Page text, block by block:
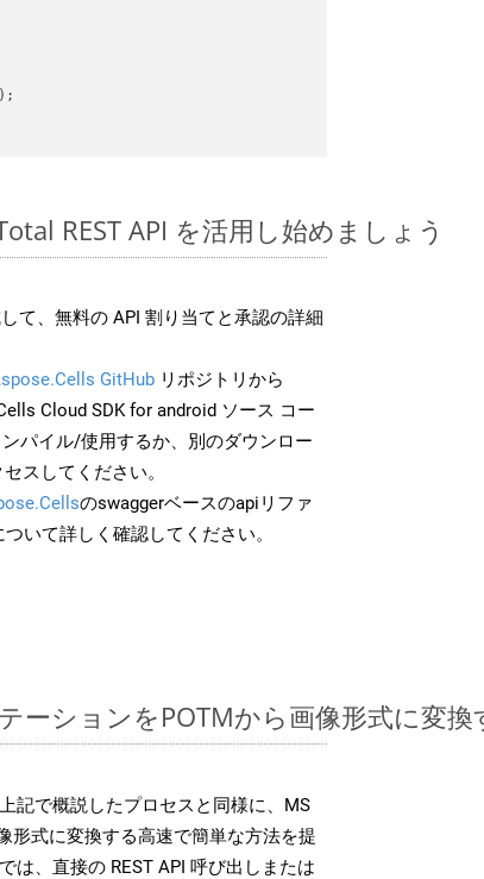
);
REST API を活用し始めましょう
て、無料の API 割り当てと承認の詳細
GitHub リポジトリから
Cloud SDK for android ソース コー
パイル/使用するか、別のダウンロー
スしてください。
のswaggerベースのapiリファ
いて詳しく確認してください。
ーションをPOTMから画像形式に変
記で概説したプロセスと同様に、MS
形式に変換する高速で簡単な方法を提
は、直接の REST API 呼び出しまたは